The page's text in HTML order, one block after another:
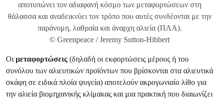
αποτυπώνει τον αδιαφανή κόσμο των μεταφορτώσεων στη
θάλασσα και αναδεικνύει τον τρόπο που αυτές συνδέονται με την
παράνομη, λαθραία και άναρχη αλιεία (ΠΛΑ).
© Greenpeace / Jeremy Sutton-Hibbert
Οιμεταφορτώσεις (δηλαδή οι εκφορτώσεις μέρους ή του
συνόλου των αλιευτικών προϊόντων που βρίσκονται στα αλιευτικά
σκάφη σε ειδικά πλοία ψυγεία) αποτελούν ακρογωνιαίο λίθο για
την αλιεία βιομηχανικής κλίμακας και μια πρακτική που διαιωνίζει